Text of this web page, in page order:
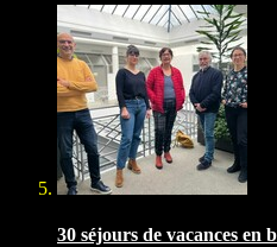
30 séjours de vacances en